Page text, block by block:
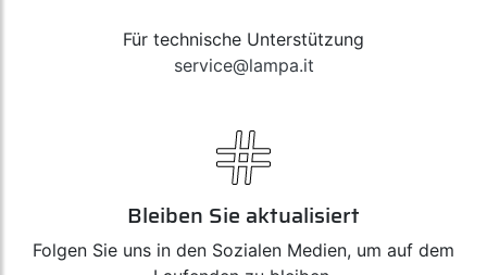
Für technische Unterstützung
service@lampa.it
Bleiben Sie aktualisiert
Folgen Sie uns in den Sozialen Medien, um auf dem